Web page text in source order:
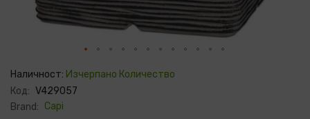
към
на
галерия
със
Наличност: Изчерпано Количество
Код: V429057
Brand: Capi